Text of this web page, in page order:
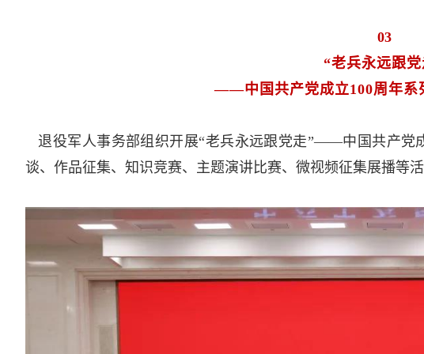
03
“老兵永远跟党
——中国共产党成立100周年系
退役军人事务部组织开展“老兵永远跟党走”——中国共产党
谈、作品征集、知识竞赛、主题演讲比赛、微视频征集展播等